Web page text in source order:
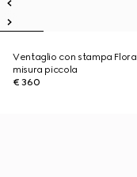
Ventaglio con stampa Flora
misura piccola
€ 360